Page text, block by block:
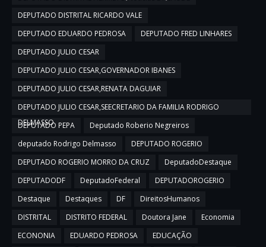
DEPUTADO DISTRITAL RICARDO VALE
DEPUTADO EDUARDO PEDROSA
DEPUTADO FRED LINHARES
DEPUTADO JULIO CESAR
DEPUTADO JULIO CESAR,GOVERNADOR IBANES
DEPUTADO JULIO CESAR,RENATA DAGUIAR
DEPUTADO JULIO CESAR,SEECRETARIO DA FAMILIA RODRIGO
DELMASSO
DEPUTADO PEPA
Deputado Roberio Negreiros
deputado Rodrigo Delmasso
DEPUTADO ROGERIO
DEPUTADO ROGERIO MORRO DA CRUZ
DeputadoDestaque
DEPUTADODF
DeputadoFederal
DEPUTADOROGERIO
Destaque
Destaques DF
DireitosHumanos
DISTRITAL
DISTRITO FEDERAL Doutora Jane
Economia
ECONONIA
EDUARDO PEDROSA
EDUCAÇÃO